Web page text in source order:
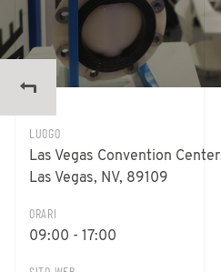
LUOGO
Las Vegas Convention
Las Vegas, NV, 89109
ORARI
09:00 - 17:00